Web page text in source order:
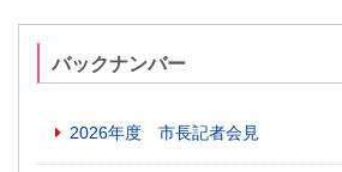
バックナンバー
2026年度 市長記者会見